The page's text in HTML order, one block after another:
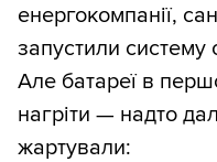
енергокомпанії,
запустили систему
Але батареї в
нагріти — надто
жартували: